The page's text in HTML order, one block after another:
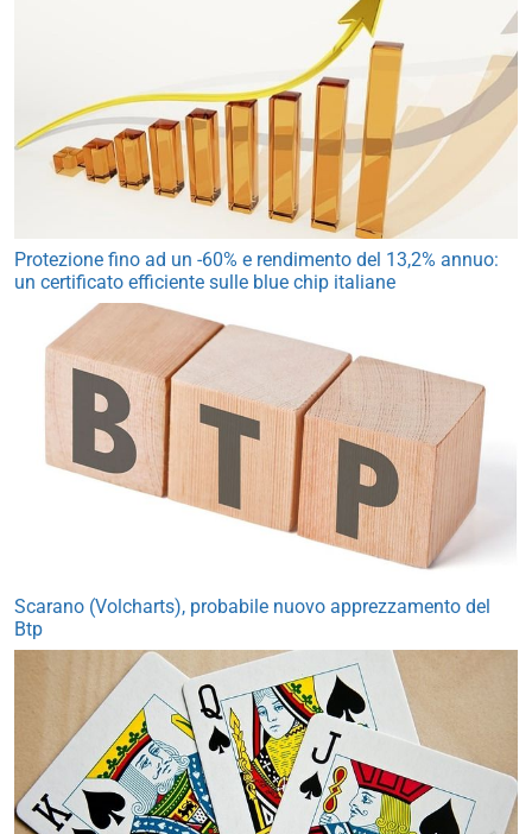
Protezione fino ad un -60% e rendimento del 13,2% annuo:
un certificato efficiente sulle blue chip italiane
Scarano (Volcharts), probabile nuovo apprezzamento del
Btp